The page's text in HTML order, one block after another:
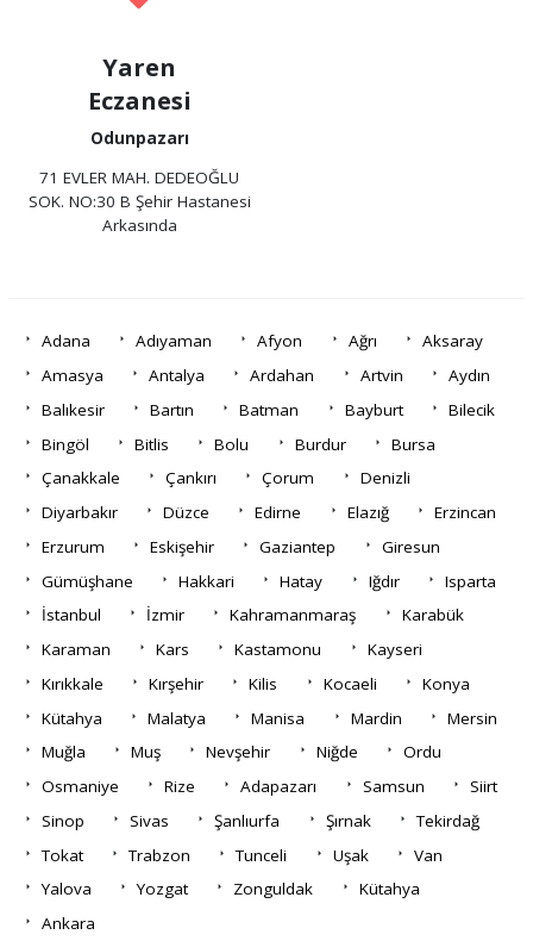
Yaren
Eczanesi
Odunpazarı
71 EVLER MAH. DEDEOĞLU
SOK. NO:30 B Şehir Hastanesi
Arkasında
Adana Adıyaman Afyon Ağrı
Aksaray
Amasya
Antalya Ardahan Artvin
Aydın
Balıkesir
Bartın Batman Bayburt
Bilecik
Bingöl
Bitlis Bolu Burdur
Bursa
Çanakkale
Çankırı Çorum
Denizli
Diyarbakır
Düzce Edirne Elazığ
Erzincan
Erzurum
Eskişehir Gaziantep
Giresun
Gümüşhane
Hakkari Hatay Iğdır
Isparta
İstanbul
İzmir Kahramanmaraş
Karabük
Karaman
Kars Kastamonu
Kayseri
Kırıkkale
Kırşehir Kilis Kocaeli
Konya
Kütahya
Malatya Manisa Mardin
Mersin
Muğla
Muş Nevşehir Niğde
Ordu
Osmaniye
Rize Adapazarı Samsun
Siirt
Sinop
Sivas Şanlıurfa Şırnak
Tekirdağ
Tokat
Trabzon Tunceli Uşak
Van
Yalova
Yozgat Zonguldak
Kütahya
Ankara